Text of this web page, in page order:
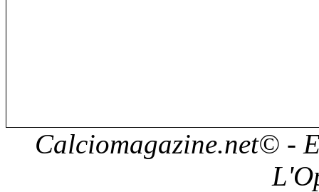
Calciomagazine.net© -